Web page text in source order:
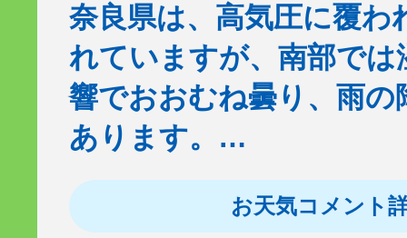
奈良県は、高気圧に覆わ
れていますが、南部では
響でおおむね曇り、雨の
あります。…
お天気コメント